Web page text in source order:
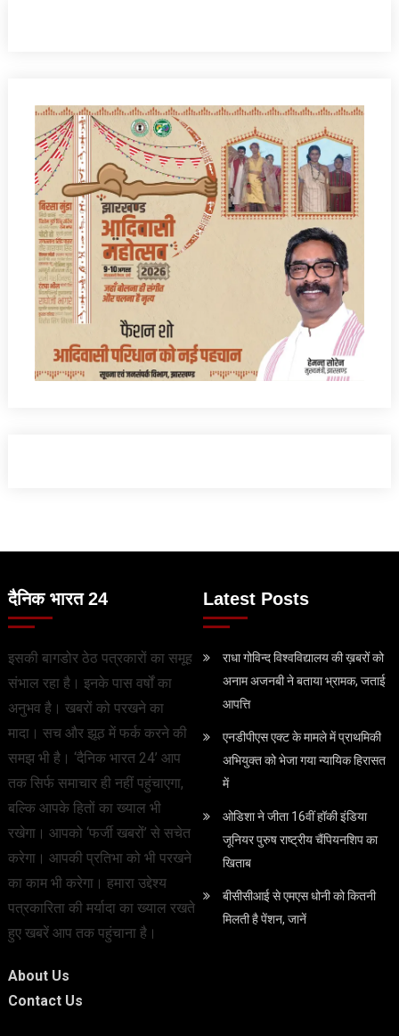
दैनिक भारत 24
इसकी बागडोर ठेठ पत्रकारों का समूह
संभाल रहा है। इनके पास वर्षों का
अनुभव है। खबरों को परखने का
मादा। सच और झूठ में फर्क करने की
समझ भी है। ‘दैनिक भारत 24’ आप
तक सिर्फ समाचार ही नहीं पहुंचाएगा,
बल्कि आपके हितों का ख्याल भी
रखेगा। आपको ‘फर्जी खबरों’ से सचेत
करेगा। आपकी प्रतिभा को भी परखने
का काम भी करेगा। हमारा उद्देश्य
पत्रकारिता की मर्यादा का ख्याल रखते
हुए खबरें आप तक पहुंचाना है।
About Us
Contact Us
Latest Posts
राधा गोविन्द विश्वविद्यालय की ख़बरों को
अनाम अजनबी ने बताया भ्रामक, जताई
आपत्ति
एनडीपीएस एक्ट के मामले में प्राथमिकी
अभियुक्त को भेजा गया न्यायिक हिरासत
में
ओडिशा ने जीता 16वीं हॉकी इंडिया
जूनियर पुरुष राष्ट्रीय चैंपियनशिप का
खिताब
बीसीसीआई से एमएस धोनी को कितनी
मिलती है पेंशन, जानें